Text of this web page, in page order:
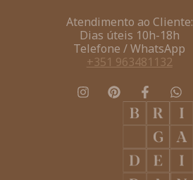
Atendimento ao Cliente:
Dias úteis 10h-18h
Telefone / WhatsApp
+351 963481132